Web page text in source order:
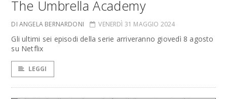
The Umbrella Academy
DI ANGELA BERNARDONI VENERDÌ 31 MAGGIO 2024
Gli ultimi sei episodi della serie arriveranno giovedì 8 agosto
su Netflix
LEGGI